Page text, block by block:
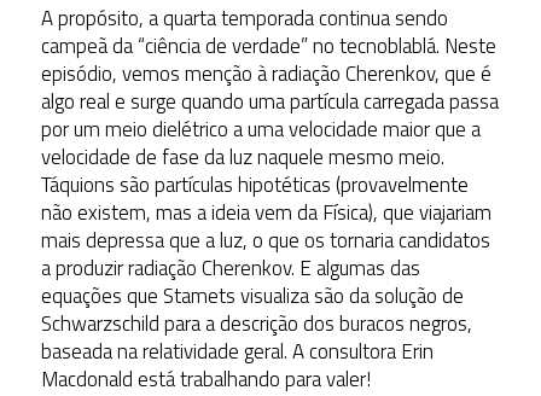
A propósito, a quarta temporada continua sendo
campeã da “ciência de verdade” no tecnoblablá. Neste
episódio, vemos menção à radiação Cherenkov, que é
algo real e surge quando uma partícula carregada passa
por um meio dielétrico a uma velocidade maior que a
velocidade de fase da luz naquele mesmo meio.
Táquions são partículas hipotéticas (provavelmente
não existem, mas a ideia vem da Física), que viajariam
mais depressa que a luz, o que os tornaria candidatos
a produzir radiação Cherenkov. E algumas das
equações que Stamets visualiza são da solução de
Schwarzschild para a descrição dos buracos negros,
baseada na relatividade geral. A consultora Erin
Macdonald está trabalhando para valer!